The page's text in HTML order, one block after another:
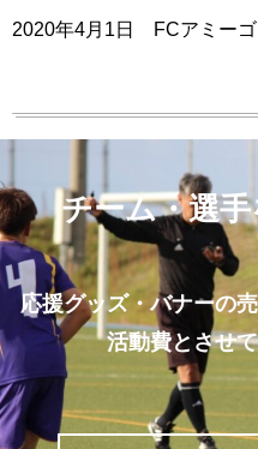
2020年4月1日 FCアミーゴ
チーム・選
応援グッズ・バナーの
活動費とさせ